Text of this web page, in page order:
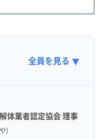
全員を見る ▼
体業者認定協会 理事
）